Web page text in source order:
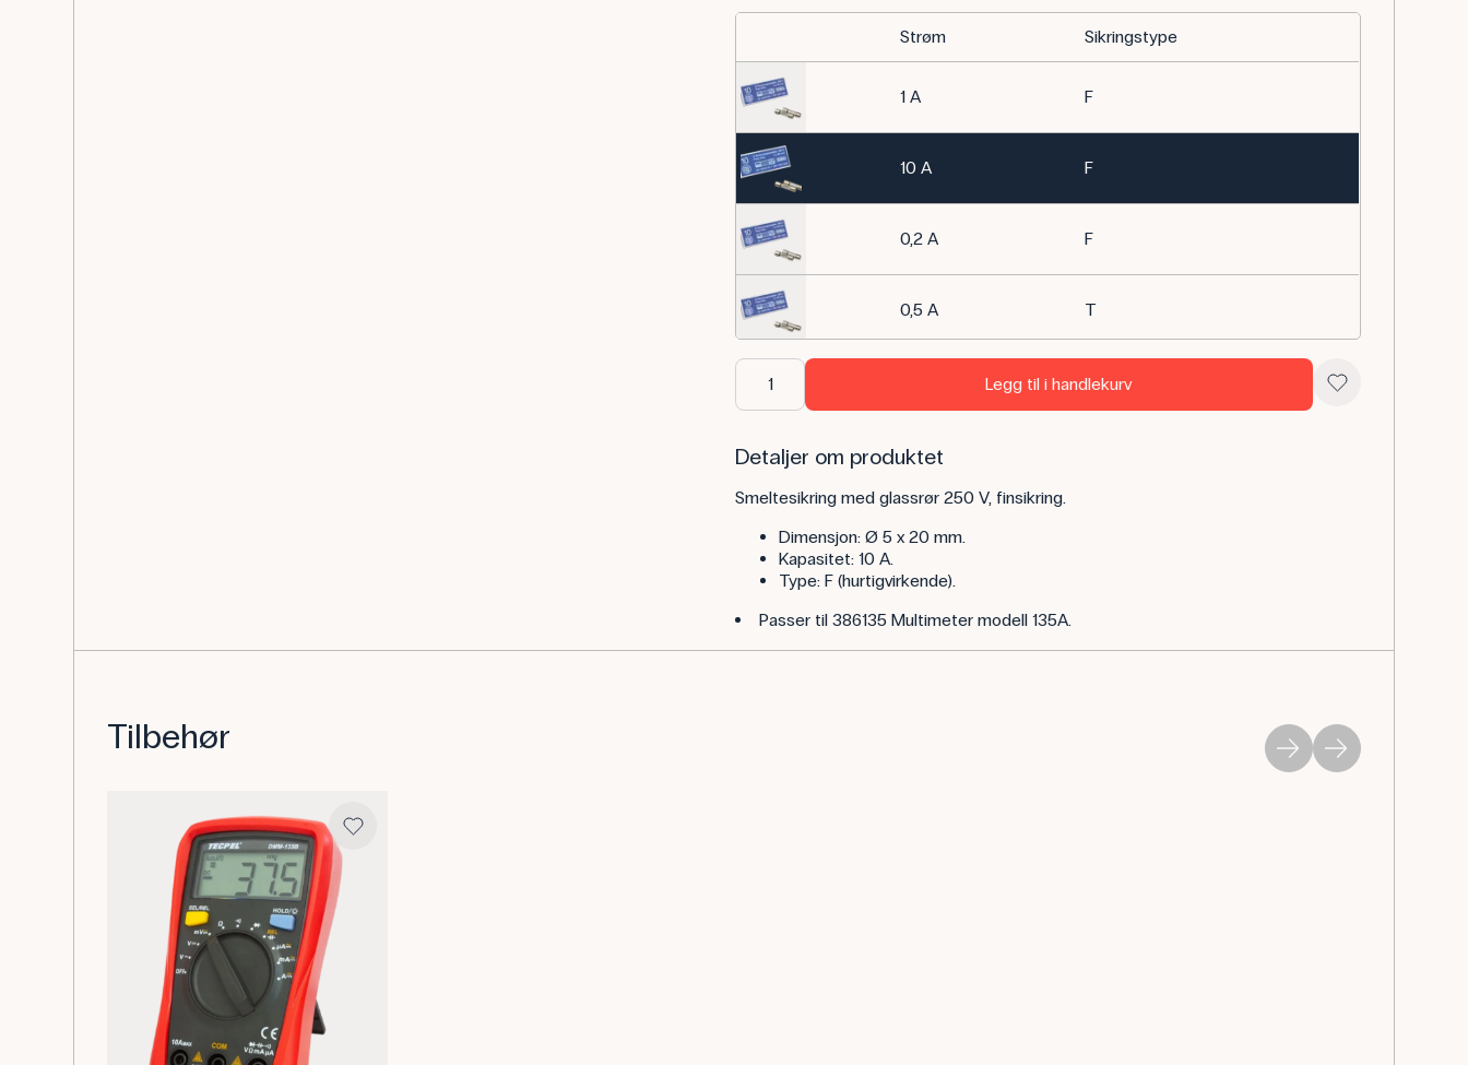
Strøm Sikringstype
1 A F
10 A F
0,2 A F
0,5 A T
Legg til i handlekurv
Detaljer om produktet
Smeltesikring med glassrør 250 V, finsikring.
Dimensjon: Ø 5 x 20 mm.
Kapasitet: 10 A.
Type: F (hurtigvirkende).
Passer til 386135 Multimeter modell 135A.
Tilbehør